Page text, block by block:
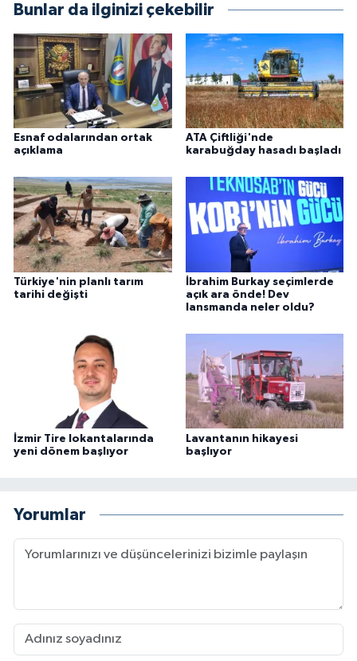
Bunlar da ilginizi çekebilir
Esnaf odalarından ortak
açıklama
ATA Çiftliği'nde
karabuğday hasadı başladı
Türkiye'nin planlı tarım
tarihi değişti
İbrahim Burkay seçimlerde
açık ara önde! Dev
lansmanda neler oldu?
İzmir Tire lokantalarında
yeni dönem başlıyor
Lavantanın hikayesi
başlıyor
Yorumlar